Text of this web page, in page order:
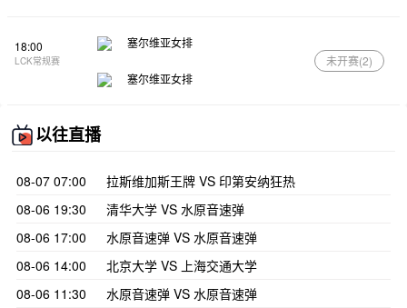
18:00
LCK常规赛
塞尔维亚女排
塞尔维亚女排
未开赛(2)
以往直播
08-07 07:00
拉斯维加斯王牌 VS 印第安纳狂热
08-06 19:30
清华大学 VS 水原音速弹
08-06 17:00
水原音速弹 VS 水原音速弹
08-06 14:00
北京大学 VS 上海交通大学
08-06 11:30
水原音速弹 VS 水原音速弹